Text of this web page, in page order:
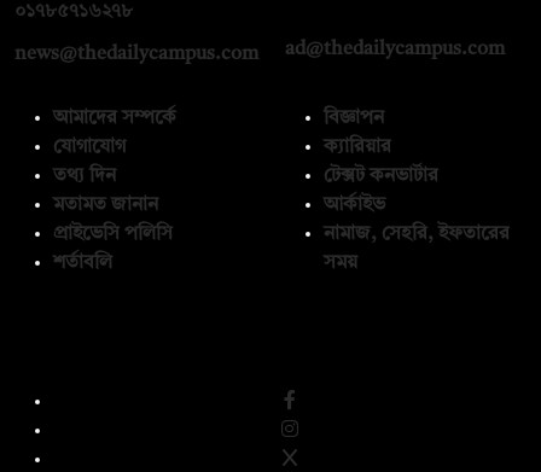
০১৭৮৫৭১৬২৭৮
news@thedailycampus.com ad@thedailycampus.com
আমাদের সম্পর্কে
যোগাযোগ
তথ্য দিন
মতামত জানান
প্রাইভেসি পলিসি
শর্তাবলি
বিজ্ঞাপন
ক্যারিয়ার
টেক্সট কনভার্টার
আর্কাইভ
নামাজ, সেহরি, ইফতারের
সময়